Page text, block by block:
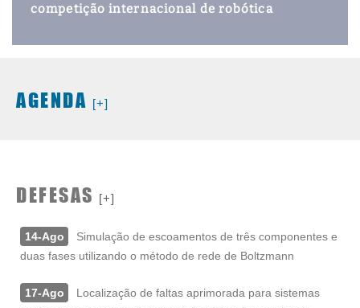
competição internacional de robótica
AGENDA [+]
DEFESAS [+]
14-Ago
Simulação de escoamentos de três componentes e
duas fases utilizando o método de rede de Boltzmann
17-Ago
Localização de faltas aprimorada para sistemas